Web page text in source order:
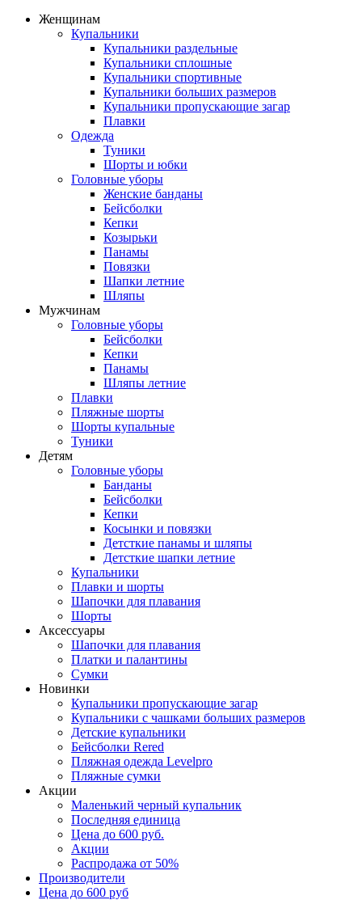
Женщинам
Купальники
Купальники раздельные
Купальники сплошные
Купальники спортивные
Купальники больших размеров
Купальники пропускающие загар
Плавки
Одежда
Туники
Шорты и юбки
Головные уборы
Женские банданы
Бейсболки
Кепки
Козырьки
Панамы
Повязки
Шапки летние
Шляпы
Мужчинам
Головные уборы
Бейсболки
Кепки
Панамы
Шляпы летние
Плавки
Пляжные шорты
Шорты купальные
Туники
Детям
Головные уборы
Банданы
Бейсболки
Кепки
Косынки и повязки
Детсткие панамы и шляпы
Детсткие шапки летние
Купальники
Плавки и шорты
Шапочки для плавания
Шорты
Аксессуары
Шапочки для плавания
Платки и палантины
Сумки
Новинки
Купальники пропускающие загар
Купальники с чашками больших размеров
Детские купальники
Бейсболки Rered
Пляжная одежда Levelpro
Пляжные сумки
Акции
Маленький черный купальник
Последняя единица
Цена до 600 руб.
Акции
Распродажа от 50%
Производители
Цена до 600 руб